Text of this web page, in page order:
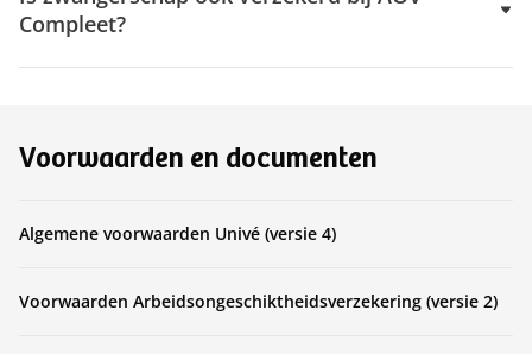
Compleet?
Voorwaarden en documenten
Algemene voorwaarden Univé (versie 4)
Voorwaarden Arbeidsongeschiktheidsverzekering (versie 2)